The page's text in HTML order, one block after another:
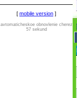
[ mobile version ]
avtomaticheskoe obnovlenie cherez
57 sekund